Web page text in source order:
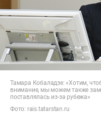
Тамара Кобаладзе: «Хотим,
внимание, мы можем также
поставлялась из-за рубежа»
Фото: rais.tatarstan.ru